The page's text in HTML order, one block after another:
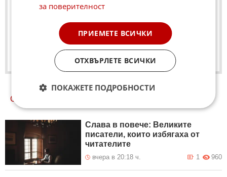
ЛЮБОПИТЕН КУИЗ ЗА РЕКА ДУНАВ
Знаете ли тези любопитни факти за река Дунав
проверете със следния куиз. ...
ОЩЕ
Слава в повече: Великите
писатели, които избягаха от
читателите
вчера в 20:18 ч. 960
1
за поверителност
ПРИЕМЕТЕ ВСИЧКИ
ОТХВЪРЛЕТЕ ВСИЧКИ
ПОКАЖЕТЕ ПОДРОБНОСТИ